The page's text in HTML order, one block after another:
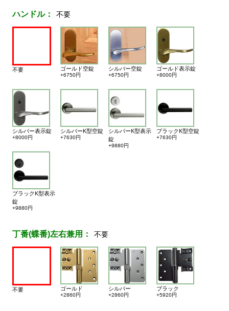
ハンドル： 不要
不要 ゴールド空錠
+6750円
シルバー空錠
+6750円
ゴールド表示錠
+8000円
シルバー表示錠
+8000円
シルバーK型空錠
+7630円
シルバーK型表示
錠
+9880円
ブラックK型空錠
+7630円
ブラックK型表示
錠
+9880円
丁番(蝶番)左右兼用： 不要
不要 ゴールド
+2860円
シルバー
+2860円
ブラック
+5920円